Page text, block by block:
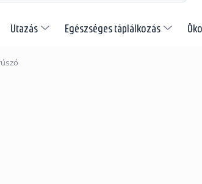
Utazás Egészséges táplálkozás